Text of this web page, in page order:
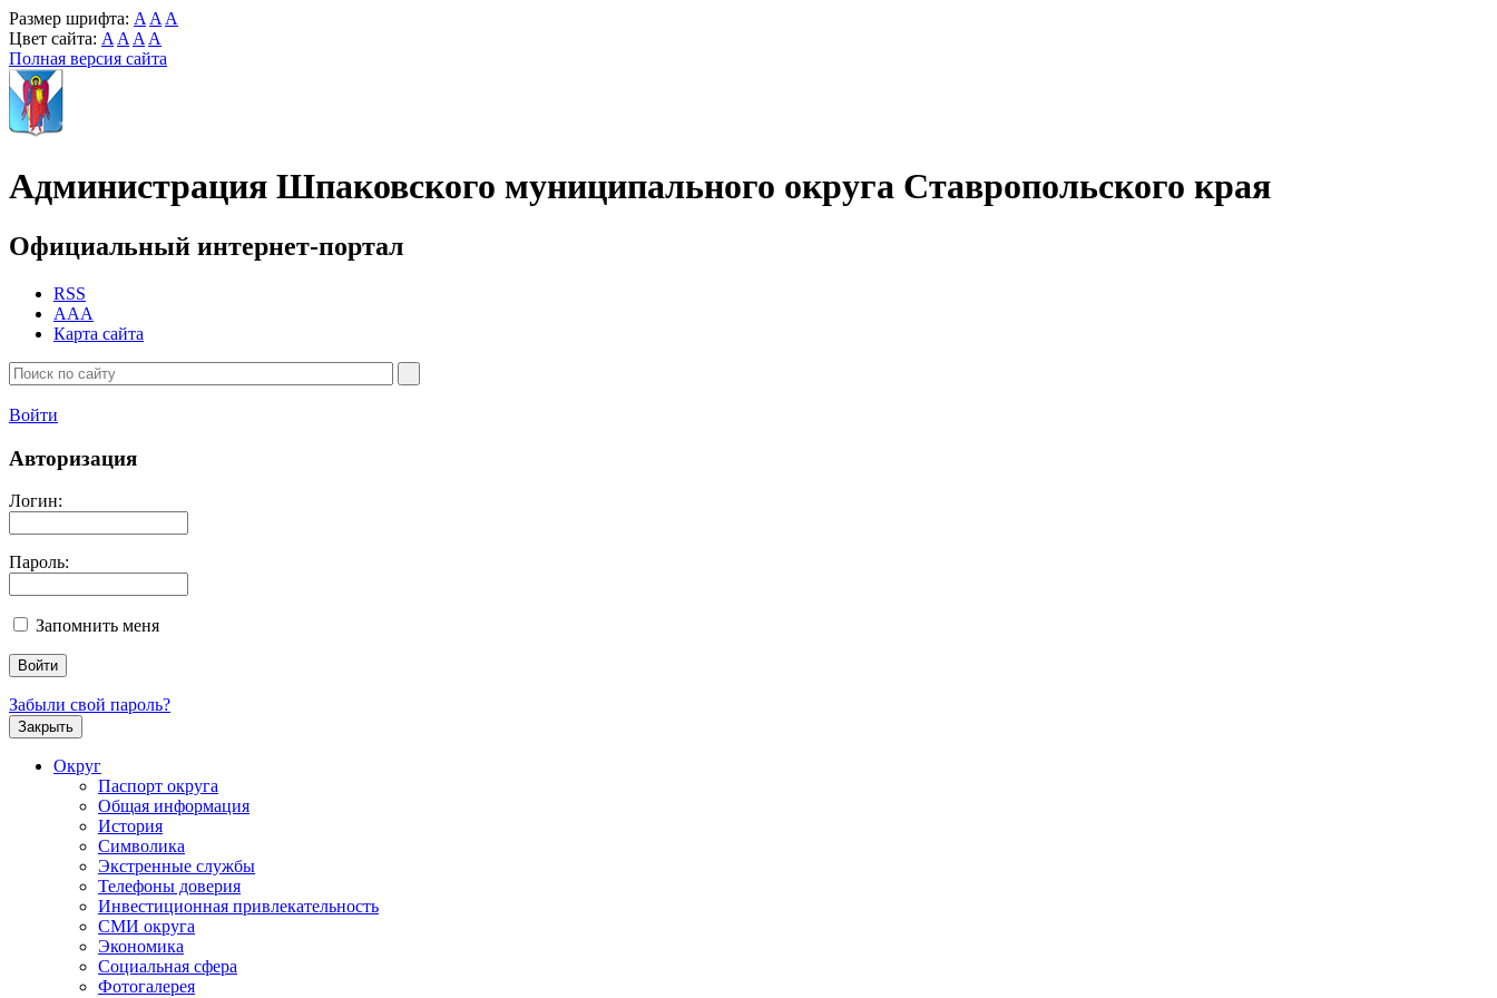
Размер шрифта: A A A
Цвет сайта: A A A A
Полная версия сайта
Администрация Шпаковского муниципального округа Ставропольского края
Официальный интернет-портал
RSS
AAA
Карта сайта
Войти
Авторизация
Логин:
Пароль:
Запомнить меня
Забыли свой пароль?
Закрыть
Округ
Паспорт округа
Общая информация
История
Символика
Экстренные службы
Телефоны доверия
Инвестиционная привлекательность
СМИ округа
Экономика
Социальная сфера
Фотогалерея